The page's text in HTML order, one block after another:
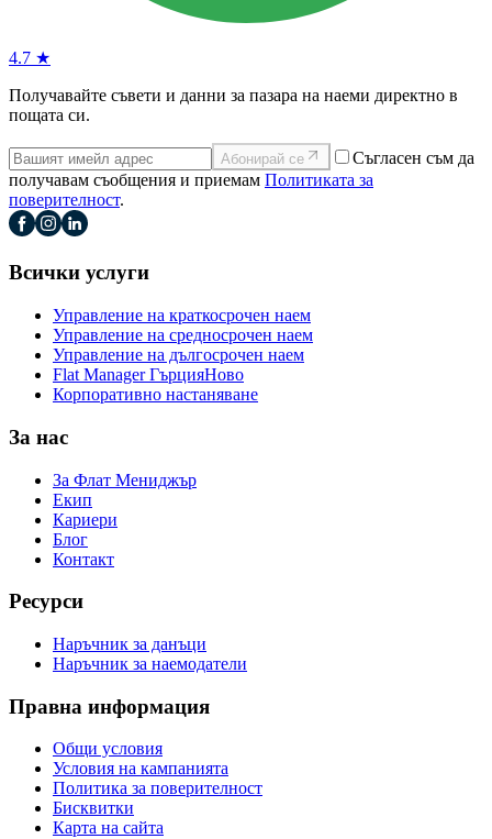
4.7 ★
Получавайте съвети и данни за пазара на наеми директно в
пощата си.
Абонирай се
Съгласен съм да
получавам съобщения и приемам Политиката за
поверителност.
Всички услуги
Управление на краткосрочен наем
Управление на средносрочен наем
Управление на дългосрочен наем
Flat Manager ГърцияНово
Корпоративно настаняване
За нас
За Флат Мениджър
Екип
Кариери
Блог
Контакт
Ресурси
Наръчник за данъци
Наръчник за наемодатели
Правна информация
Общи условия
Условия на кампанията
Политика за поверителност
Бисквитки
Карта на сайта